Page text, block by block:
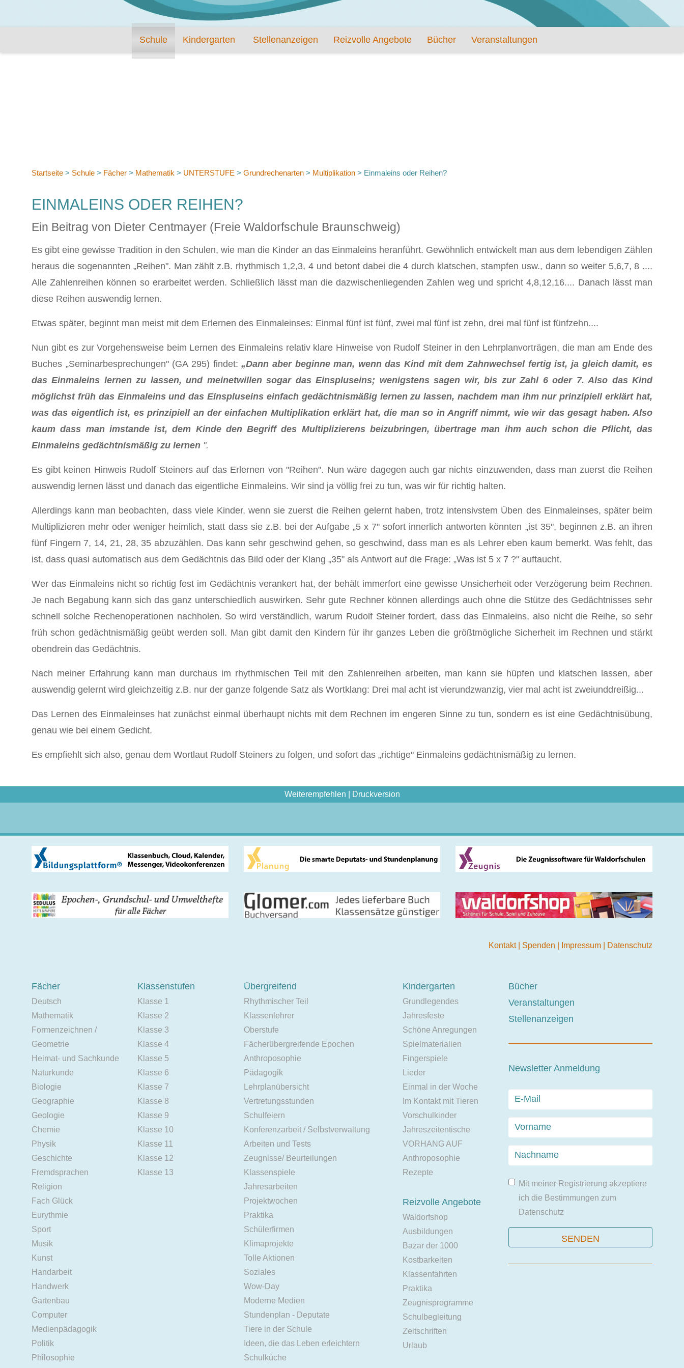
Schule Kindergarten Stellenanzeigen Reizvolle Angebote Bücher Veranstaltungen
Startseite > Schule > Fächer > Mathematik > UNTERSTUFE > Grundrechenarten > Multiplikation > Einmaleins oder Reihen?
EINMALEINS ODER REIHEN?
Ein Beitrag von Dieter Centmayer (Freie Waldorfschule Braunschweig)
Es gibt eine gewisse Tradition in den Schulen, wie man die Kinder an das Einmaleins heranführt. Gewöhnlich entwickelt man aus dem lebendigen Zählen
heraus die sogenannten „Reihen". Man zählt z.B. rhythmisch 1,2,3, 4 und betont dabei die 4 durch klatschen, stampfen usw., dann so weiter 5,6,7, 8 ....
Alle Zahlenreihen können so erarbeitet werden. Schließlich lässt man die dazwischenliegenden Zahlen weg und spricht 4,8,12,16.... Danach lässt man
diese Reihen auswendig lernen.
Etwas später, beginnt man meist mit dem Erlernen des Einmaleinses: Einmal fünf ist fünf, zwei mal fünf ist zehn, drei mal fünf ist fünfzehn....
Nun gibt es zur Vorgehensweise beim Lernen des Einmaleins relativ klare Hinweise von Rudolf Steiner in den Lehrplanvorträgen, die man am Ende des
Buches „Seminarbesprechungen" (GA 295) findet:„Dann aber beginne man, wenn das Kind mit dem Zahnwechsel fertig ist, ja gleich damit, es
das Einmaleins lernen zu lassen, und meinetwillen sogar das Einspluseins; wenigstens sagen wir, bis zur Zahl 6 oder 7. Also das Kind
möglichst früh das Einmaleins und das Einspluseins einfach gedächtnismäßig lernen zu lassen, nachdem man ihm nur prinzipiell erklärt hat,
was das eigentlich ist, es prinzipiell an der einfachen Multiplikation erklärt hat, die man so in Angriff nimmt, wie wir das gesagt haben. Also
kaum dass man imstande ist, dem Kinde den Begriff des Multiplizierens beizubringen, übertrage man ihm auch schon die Pflicht, das
Einmaleins gedächtnismäßig zu lernen ".
Es gibt keinen Hinweis Rudolf Steiners auf das Erlernen von "Reihen". Nun wäre dagegen auch gar nichts einzuwenden, dass man zuerst die Reihen
auswendig lernen lässt und danach das eigentliche Einmaleins. Wir sind ja völlig frei zu tun, was wir für richtig halten.
Allerdings kann man beobachten, dass viele Kinder, wenn sie zuerst die Reihen gelernt haben, trotz intensivstem Üben des Einmaleinses, später beim
Multiplizieren mehr oder weniger heimlich, statt dass sie z.B. bei der Aufgabe „5 x 7" sofort innerlich antworten könnten „ist 35", beginnen z.B. an ihren
fünf Fingern 7, 14, 21, 28, 35 abzuzählen. Das kann sehr geschwind gehen, so geschwind, dass man es als Lehrer eben kaum bemerkt. Was fehlt, das
ist, dass quasi automatisch aus dem Gedächtnis das Bild oder der Klang „35" als Antwort auf die Frage: „Was ist 5 x 7 ?" auftaucht.
Wer das Einmaleins nicht so richtig fest im Gedächtnis verankert hat, der behält immerfort eine gewisse Unsicherheit oder Verzögerung beim Rechnen.
Je nach Begabung kann sich das ganz unterschiedlich auswirken. Sehr gute Rechner können allerdings auch ohne die Stütze des Gedächtnisses sehr
schnell solche Rechenoperationen nachholen. So wird verständlich, warum Rudolf Steiner fordert, dass das Einmaleins, also nicht die Reihe, so sehr
früh schon gedächtnismäßig geübt werden soll. Man gibt damit den Kindern für ihr ganzes Leben die größtmögliche Sicherheit im Rechnen und stärkt
obendrein das Gedächtnis.
Nach meiner Erfahrung kann man durchaus im rhythmischen Teil mit den Zahlenreihen arbeiten, man kann sie hüpfen und klatschen lassen, aber
auswendig gelernt wird gleichzeitig z.B. nur der ganze folgende Satz als Wortklang: Drei mal acht ist vierundzwanzig, vier mal acht ist zweiunddreißig...
Das Lernen des Einmaleinses hat zunächst einmal überhaupt nichts mit dem Rechnen im engeren Sinne zu tun, sondern es ist eine Gedächtnisübung,
genau wie bei einem Gedicht.
Es empfiehlt sich also, genau dem Wortlaut Rudolf Steiners zu folgen, und sofort das „richtige" Einmaleins gedächtnismäßig zu lernen.
Weiterempfehlen Druckversion
Kontakt Spenden Impressum Datenschutz
Fächer
Deutsch
Mathematik
Formenzeichnen /
Geometrie
Heimat- und Sachkunde
Naturkunde
Biologie
Geographie
Geologie
Chemie
Physik
Geschichte
Fremdsprachen
Religion
Fach Glück
Eurythmie
Sport
Musik
Kunst
Handarbeit
Handwerk
Gartenbau
Computer
Medienpädagogik
Politik
Philosophie
Klassenstufen
Klasse 1
Klasse 2
Klasse 3
Klasse 4
Klasse 5
Klasse 6
Klasse 7
Klasse 8
Klasse 9
Klasse 10
Klasse 11
Klasse 12
Klasse 13
Übergreifend
Rhythmischer Teil
Klassenlehrer
Oberstufe
Fächerübergreifende Epochen
Anthroposophie
Pädagogik
Lehrplanübersicht
Vertretungsstunden
Schulfeiern
Konferenzarbeit / Selbstverwaltung
Arbeiten und Tests
Zeugnisse/ Beurteilungen
Klassenspiele
Jahresarbeiten
Projektwochen
Praktika
Schülerfirmen
Klimaprojekte
Tolle Aktionen
Soziales
Wow-Day
Moderne Medien
Stundenplan - Deputate
Tiere in der Schule
Ideen, die das Leben erleichtern
Schulküche
Kindergarten
Grundlegendes
Jahresfeste
Schöne Anregungen
Spielmaterialien
Fingerspiele
Lieder
Einmal in der Woche
Im Kontakt mit Tieren
Vorschulkinder
Jahreszeitentische
VORHANG AUF
Anthroposophie
Rezepte
Reizvolle Angebote
Waldorfshop
Ausbildungen
Bazar der 1000
Kostbarkeiten
Klassenfahrten
Praktika
Zeugnisprogramme
Schulbegleitung
Zeitschriften
Urlaub
Bücher
Veranstaltungen
Stellenanzeigen
Newsletter Anmeldung
Mit meiner Registrierung akzeptiere
ich die Bestimmungen zum
Datenschutz